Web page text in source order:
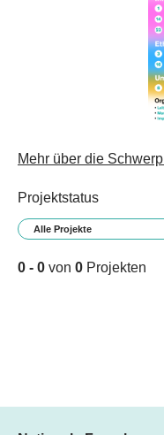
Mehr über die
Projektstatus
0 - 0 von 0 Projekten